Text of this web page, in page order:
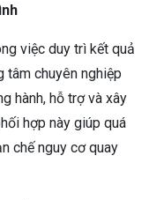
việc duy trì kết quả
tâm chuyên nghiệp
hành, hỗ trợ và xây
hợp này giúp quá
chế nguy cơ quay